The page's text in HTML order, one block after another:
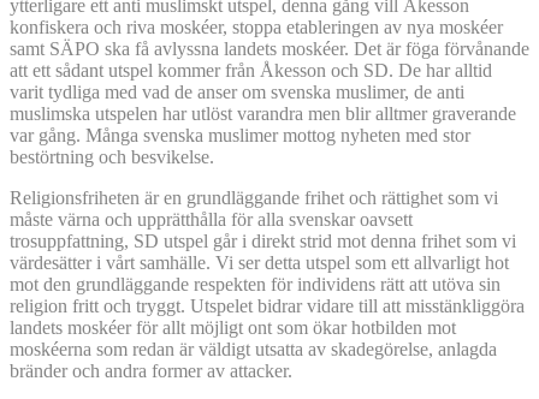
ytterligare ett anti muslimskt utspel, denna gång vill Åkesson
konfiskera och riva moskéer, stoppa etableringen av nya moskéer
samt SÄPO ska få avlyssna landets moskéer. Det är föga förvånande
att ett sådant utspel kommer från Åkesson och SD. De har alltid
varit tydliga med vad de anser om svenska muslimer, de anti
muslimska utspelen har utlöst varandra men blir alltmer graverande
var gång. Många svenska muslimer mottog nyheten med stor
bestörtning och besvikelse.
Religionsfriheten är en grundläggande frihet och rättighet som vi
måste värna och upprätthålla för alla svenskar oavsett
trosuppfattning, SD utspel går i direkt strid mot denna frihet som vi
värdesätter i vårt samhälle. Vi ser detta utspel som ett allvarligt hot
mot den grundläggande respekten för individens rätt att utöva sin
religion fritt och tryggt. Utspelet bidrar vidare till att misstänkliggöra
landets moskéer för allt möjligt ont som ökar hotbilden mot
moskéerna som redan är väldigt utsatta av skadegörelse, anlagda
bränder och andra former av attacker.